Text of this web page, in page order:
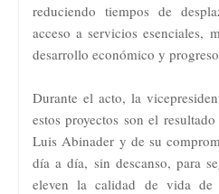
reduciendo tiempos de
acceso a servicios esenciales,
desarrollo económico y
Durante el acto, la
estos proyectos son el
Luis Abinader y de su
día a día, sin descanso, para
eleven la calidad de vida